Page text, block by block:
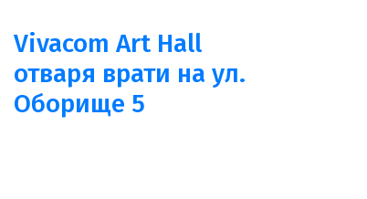
Vivacom Art Hall
отваря врати на ул.
Оборище 5